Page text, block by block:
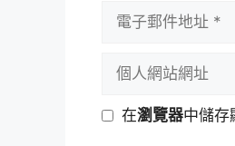
址
網 在瀏覽器中儲存